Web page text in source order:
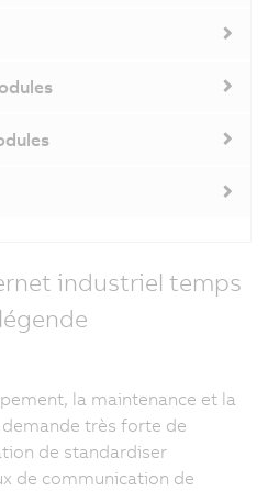
industriel temps
la maintenance et la
très forte de
de standardiser
de communication de